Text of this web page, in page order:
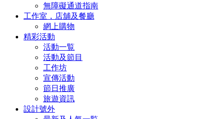
無障礙通道指南
工作室，店舖及餐廳
網上購物
精彩活動
活動一覧
活動及節目
工作坊
宣傳活動
節日推廣
旅遊資訊
設計號外